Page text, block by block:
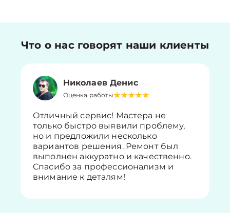
Что о нас говорят наши клиенты
Николаев Денис
Оценка работы
Отличный сервис! Мастера не
только быстро выявили проблему,
но и предложили несколько
вариантов решения. Ремонт был
выполнен аккуратно и качественно.
Спасибо за профессионализм и
внимание к деталям!